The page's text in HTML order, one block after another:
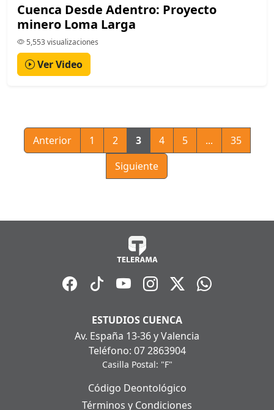
Cuenca Desde Adentro: Proyecto
minero Loma Larga
5,553 visualizaciones
Ver Video
Anterior 1 2 3 4 5 ...
35
Siguiente
ESTUDIOS CUENCA
Av. España 13-36 y Valencia
Teléfono: 07 2863904
Casilla Postal: "F"
Código Deontológico
Términos y Condiciones